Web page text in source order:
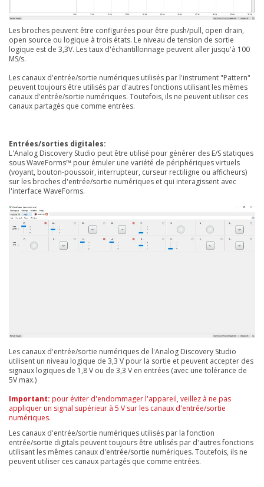
Les broches peuvent être configurées pour être push/pull, open drain,
open source ou logique à trois états. Le niveau de tension de sortie
logique est de 3,3V. Les taux d'échantillonnage peuvent aller jusqu'à 100
MS/s.
Les canaux d'entrée/sortie numériques utilisés par l'instrument "Pattern"
peuvent toujours être utilisés par d'autres fonctions utilisant les mêmes
canaux d'entrée/sortie numériques. Toutefois, ils ne peuvent utiliser ces
canaux partagés que comme entrées.
Entrées/sorties digitales:
L'Analog Discovery Studio peut être utilisé pour générer des E/S statiques
sous WaveForms™ pour émuler une variété de périphériques virtuels
(voyant, bouton-poussoir, interrupteur, curseur rectiligne ou afficheurs)
sur les broches d'entrée/sortie numériques et qui interagissent avec
l'interface WaveForms.
Les canaux d'entrée/sortie numériques de l'Analog Discovery Studio
utilisent un niveau logique de 3,3 V pour la sortie et peuvent accepter des
signaux logiques de 1,8 V ou de 3,3 V en entrées (avec une tolérance de
5V max.)
Important: pour éviter d'endommager l'appareil, veillez à ne pas
appliquer un signal supérieur à 5 V sur les canaux d'entrée/sortie
numériques.
Les canaux d'entrée/sortie numériques utilisés par la fonction
entrée/sortie digitals peuvent toujours être utilisés par d'autres fonctions
utilisant les mêmes canaux d'entrée/sortie numériques. Toutefois, ils ne
peuvent utiliser ces canaux partagés que comme entrées.